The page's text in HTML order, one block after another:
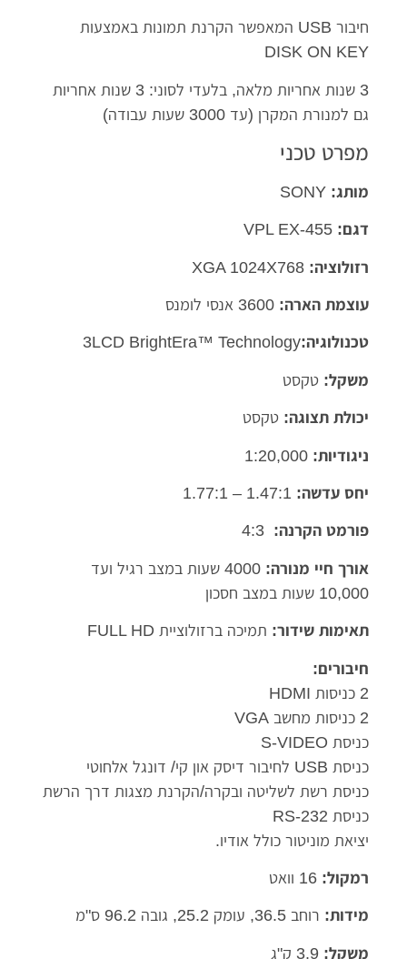
חיבור USB המאפשר הקרנת תמונות באמצעות
DISK ON KEY
3 שנות אחריות מלאה, בלעדי לסוני: 3 שנות אחריות
גם למנורת המקרן (עד 3000 שעות עבודה)
מפרט טכני
מותג: SONY
דגם: VPL EX-455
רזולוציה: XGA 1024X768
עוצמת הארה: 3600 אנסי לומנס
טכנולוגיה:3LCD BrightEra™ Technology
משקל: טקסט
יכולת תצוגה: טקסט
ניגודיות: 1:20,000
יחס עדשה: 1.47:1 – 1.77:1
פורמט הקרנה: 4:3
אורך חיי מנורה:
4000 שעות במצב רגיל ועד
10,000 שעות במצב חסכון
תאימות שידור: תמיכה ברזולוציית FULL HD
חיבורים:
2 כניסות HDMI
2 כניסות מחשב VGA
כניסת S-VIDEO
כניסת USB לחיבור דיסק און קי/ דונגל אלחוטי
כניסת רשת לשליטה ובקרה/הקרנת מצגות דרך הרשת
כניסת RS-232
יציאת מוניטור כולל אודיו.
רמקול: 16 וואט
מידות: רוחב 36.5, עומק 25.2, גובה 96.2 ס"מ
משקל:3.9 ק"ג